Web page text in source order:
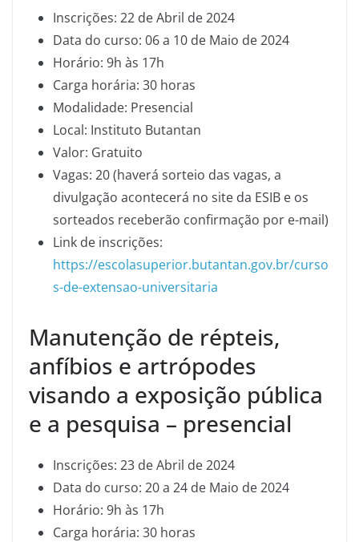
Inscrições: 22 de Abril de 2024
Data do curso: 06 a 10 de Maio de 2024
Horário: 9h às 17h
Carga horária: 30 horas
Modalidade: Presencial
Local: Instituto Butantan
Valor: Gratuito
Vagas: 20 (haverá sorteio das vagas, a
divulgação acontecerá no site da ESIB e os
sorteados receberão confirmação por e-mail)
Link de inscrições:
https://escolasuperior.butantan.gov.br/curso
s-de-extensao-universitaria
Manutenção de répteis,
anfíbios e artrópodes
visando a exposição pública
e a pesquisa – presencial
Inscrições: 23 de Abril de 2024
Data do curso: 20 a 24 de Maio de 2024
Horário: 9h às 17h
Carga horária: 30 horas